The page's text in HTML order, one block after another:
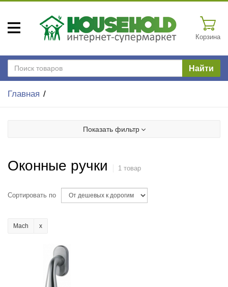
Корзина
Найти
Главная
Показать фильтр
Оконные ручки 1 товар
Сортировать по
Mach